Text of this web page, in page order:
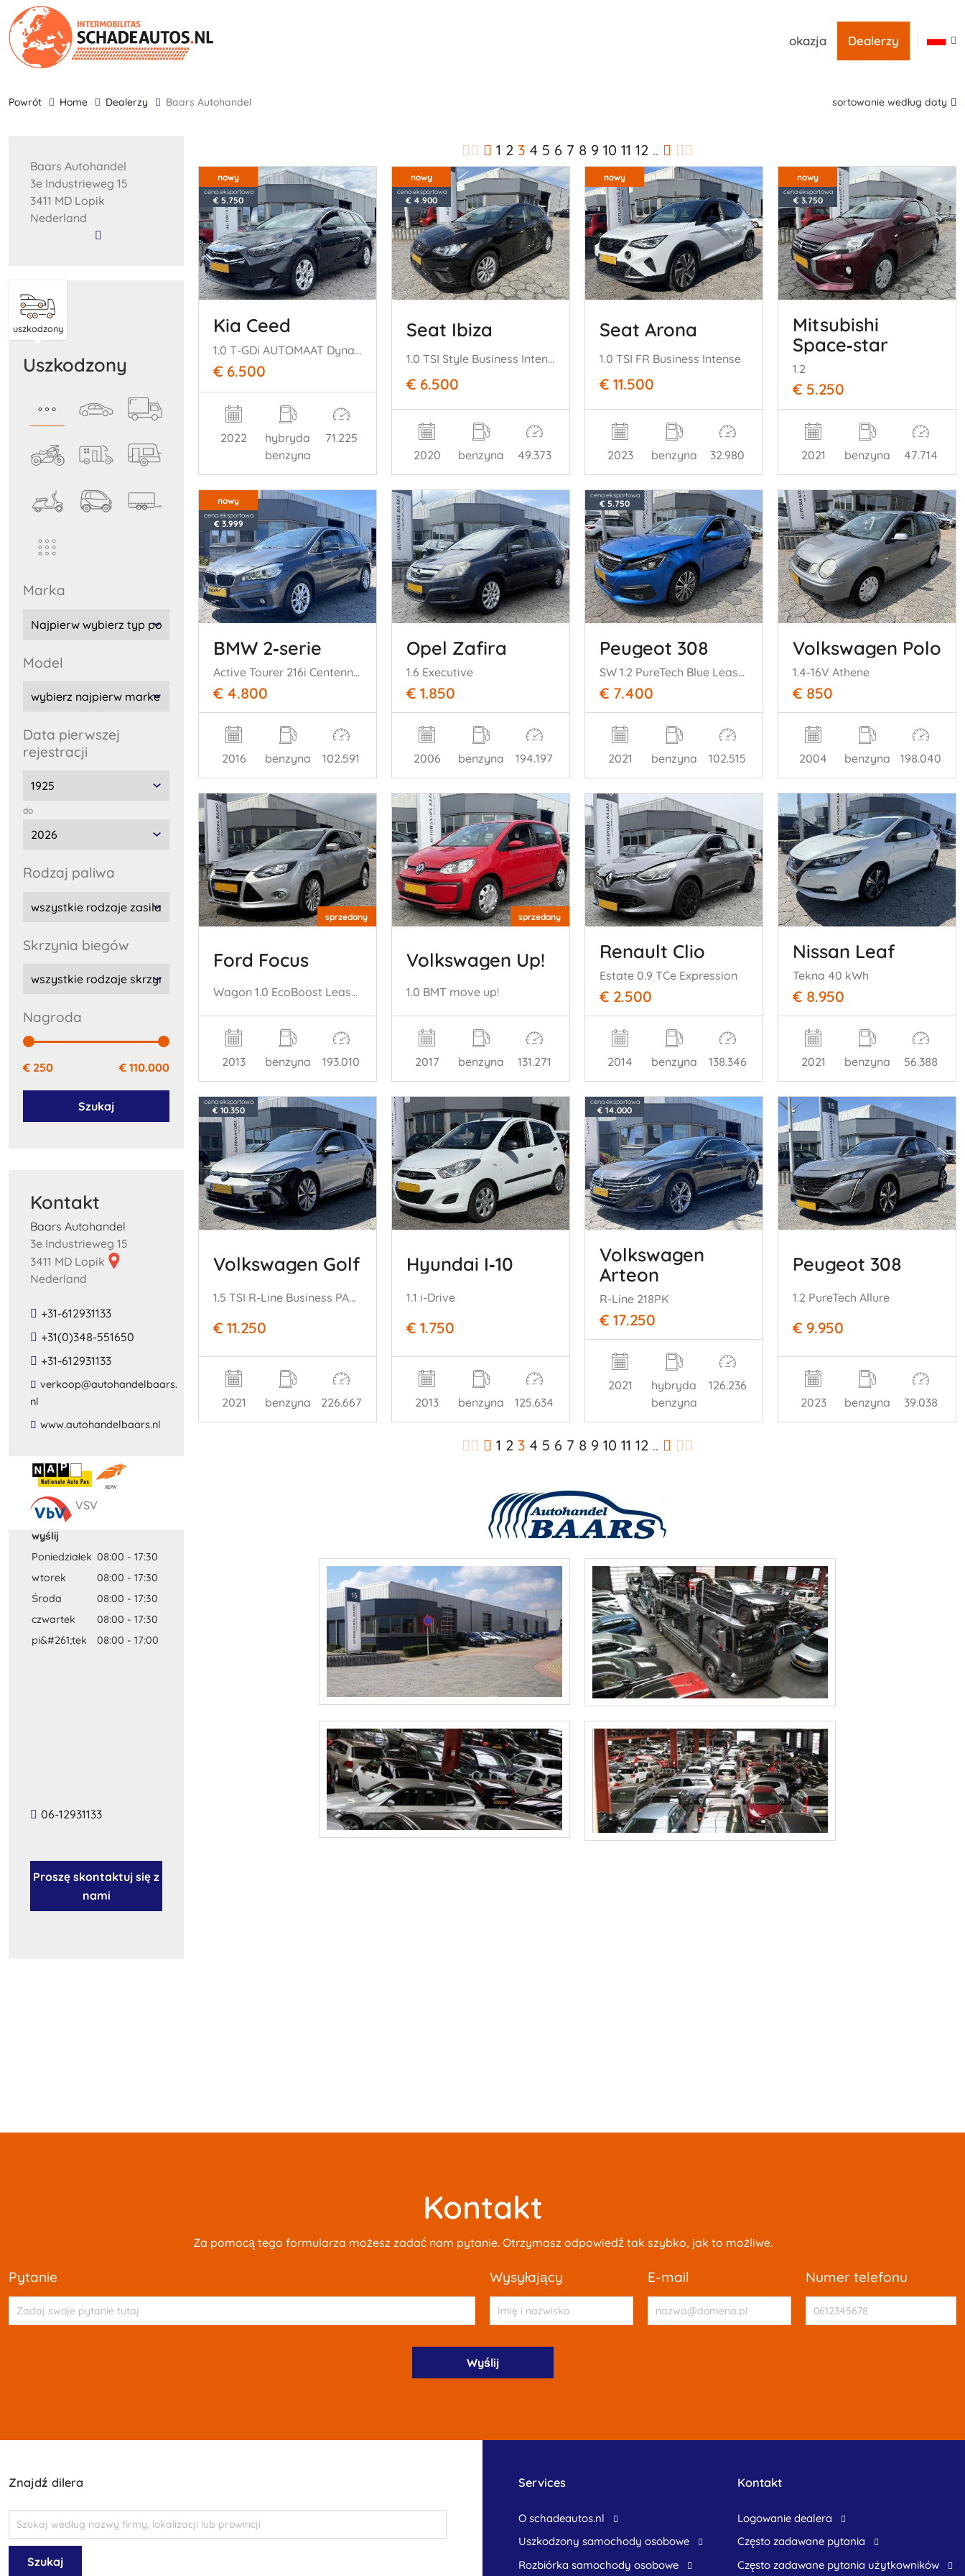
okazja Dealerzy
powrót Home Dealerzy Baars Autohandel sortowanie według daty
Baars Autohandel
3e Industrieweg 15
3411 MD Lopik
Nederland
uszkodzony
uszkodzony
marka
model
data pierwszej
rejestracji
do
rodzaj paliwa
skrzynia biegów
Nagroda
€ 250 € 110.000
Szukaj
Kontakt
Baars Autohandel
3e Industrieweg 15
3411 MD Lopik
Nederland
+31-612931133
+31(0)348-551650
+31-612931133
​verkoop​@​autohandelbaars​.​
nl​
​www​.​autohandelbaars​.​nl​
VSV
wyślij
Poniedziałek 08:00 - 17:30
wtorek
08:00 - 17:30
Środa
08:00 - 17:30
czwartek
08:00 - 17:30
pi&#261;tek
08:00 - 17:00
06-12931133
Proszę skontaktuj się z
nami
1 2 3 4 5 6 7 8 9 10 11 12 ..
nowy
cena eksportowa
€ 5.750
Kia Ceed
1.0 T-GDi AUTOMAAT DynamicLine
€ 6.500
2022
hybryda
benzyna
71.225
nowy
cena eksportowa
€ 4.900
Seat Ibiza
1.0 TSI Style Business Intense
€ 6.500
2020 benzyna 49.373
nowy
Seat Arona
1.0 TSI FR Business Intense
€ 11.500
2023 benzyna 32.980
nowy
cena eksportowa
€ 3.750
Mitsubishi
Space‑star
1.2
€ 5.250
2021 benzyna 47.714
nowy
cena eksportowa
€ 3.999
BMW 2‑serie
Active Tourer 216i Centennial Executive
€ 4.800
2016 benzyna 102.591
Opel Zafira
1.6 Executive
€ 1.850
2006 benzyna 194.197
cena eksportowa
€ 5.750
Peugeot 308
SW 1.2 PureTech Blue Lease Allure
€ 7.400
2021 benzyna 102.515
Volkswagen Polo
1.4-16V Athene
€ 850
2004 benzyna 198.040
sprzedany
Ford Focus
Wagon 1.0 EcoBoost Lease Titanium
2013 benzyna 193.010
sprzedany
Volkswagen Up!
1.0 BMT move up!
2017 benzyna 131.271
Renault Clio
Estate 0.9 TCe Expression
€ 2.500
2014 benzyna 138.346
Nissan Leaf
Tekna 40 kWh
€ 8.950
2021 benzyna 56.388
cena eksportowa
€ 10.350
Volkswagen Golf
1.5 TSI R-Line Business PANO AUTOMAAT
€ 11.250
2021 benzyna 226.667
Hyundai I‑10
1.1 i-Drive
€ 1.750
2013 benzyna 125.634
cena eksportowa
€ 14.000
Volkswagen
Arteon
R-Line 218PK
€ 17.250
2021
hybryda
benzyna
126.236
Peugeot 308
1.2 PureTech Allure
€ 9.950
2023 benzyna 39.038
1 2 3 4 5 6 7 8 9 10 11 12 ..
Kontakt
Za pomocą tego formularza możesz zadać nam pytanie. Otrzymasz odpowiedź tak szybko, jak to możliwe.
pytanie wysyłający e-mail numer telefonu
Znajdź dilera Services
O schadeautos.nl
uszkodzony samochody osobowe
rozbiórka samochody osobowe
Kontakt
logowanie dealera
Często zadawane pytania
często zadawane pytania użytkowników